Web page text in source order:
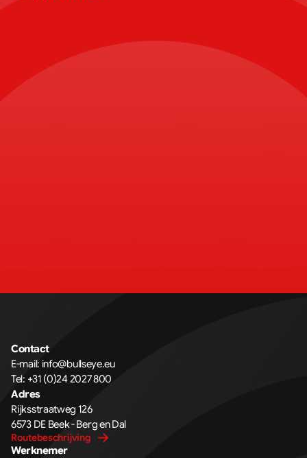
Contact
E-mail: info@bullseye.eu
Tel: +31 (0)24 2027 800
Adres
Rijksstraatweg 126
6573 DE Beek - Berg en Dal
Routebeschrijving
Werknemer